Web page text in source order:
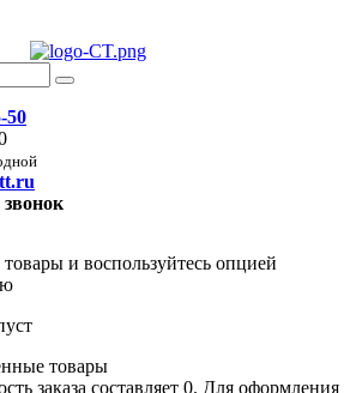
50
звонок
и воспользуйтесь опцией
товары
заказа составляет 0. Для оформления